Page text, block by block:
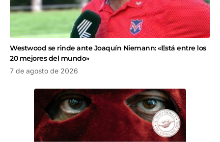
Westwood se rinde ante Joaquín Niemann: «Está entre los
20 mejores del mundo»
7 de agosto de 2026